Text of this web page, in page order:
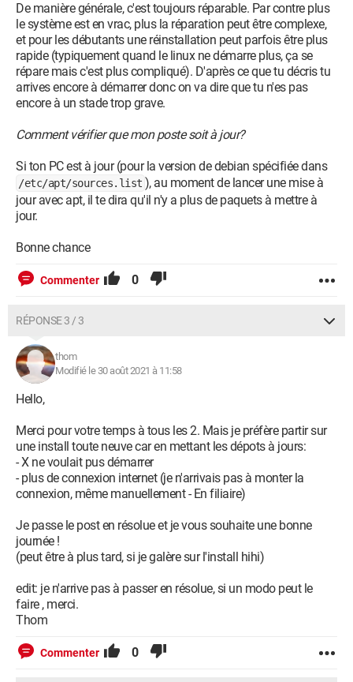
De manière générale, c'est toujours réparable. Par contre plus
le système est en vrac, plus la réparation peut être complexe,
et pour les débutants une réinstallation peut parfois être plus
rapide (typiquement quand le linux ne démarre plus, ça se
répare mais c'est plus compliqué). D'après ce que tu décris tu
arrives encore à démarrer donc on va dire que tu n'es pas
encore à un stade trop grave.
Comment vérifier que mon poste soit à jour?
Si ton PC est à jour (pour la version de debian spécifiée dans
/etc/apt/sources.list ), au moment de lancer une mise à
jour avec apt, il te dira qu'il n'y a plus de paquets à mettre à
jour.
Bonne chance
Commenter 0
RÉPONSE 3 / 3
thom
Modifié le 30 août 2021 à 11:58
Hello,
Merci pour votre temps à tous les 2. Mais je préfère partir sur
une install toute neuve car en mettant les dépots à jours:
- X ne voulait pus démarrer
- plus de connexion internet (je n'arrivais pas à monter la
connexion, même manuellement - En filiaire)
Je passe le post en résolue et je vous souhaite une bonne
journée !
(peut être à plus tard, si je galère sur l'install hihi)
edit: je n'arrive pas à passer en résolue, si un modo peut le
faire , merci.
Thom
Commenter 0